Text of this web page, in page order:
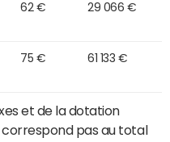
62 € 29 066 €
75 € 61 133 €
et de la dotation
pas au total